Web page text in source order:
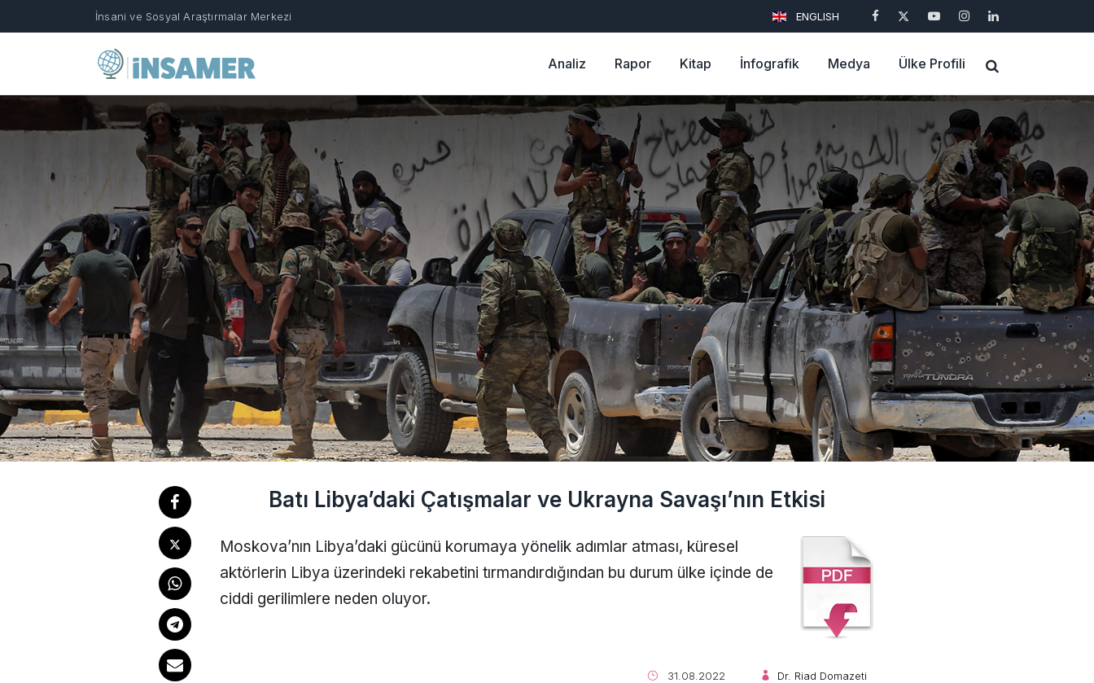
İnsani ve Sosyal Araştırmalar Merkezi ENGLISH
Analiz Rapor Kitap İnfografik Medya Ülke Profili
Batı Libya’daki Çatışmalar ve Ukrayna Savaşı’nın Etkisi
Moskova’nın Libya’daki gücünü korumaya yönelik adımlar atması, küresel
aktörlerin Libya üzerindeki rekabetini tırmandırdığından bu durum ülke içinde de
ciddi gerilimlere neden oluyor.
31.08.2022 Dr. Riad Domazeti